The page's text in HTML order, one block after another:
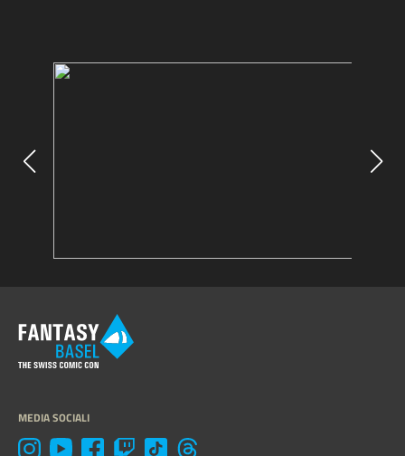
MEDIA SOCIALI